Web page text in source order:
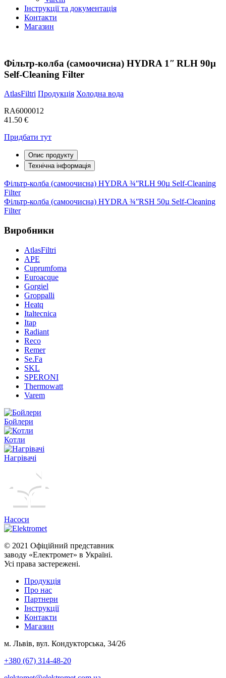
Інструкції та документація
Контакти
Магазин
Фільтр-колба (самоочисна) HYDRA 1ʺ RLH 90µ
Self-Cleaning Filter
AtlasFiltri Продукція Холодна вода
RA6000012
41.50 €
Придбати тут
Опис продукту
Технічна інформація
Навігація
записів
Фільтр-колба (самоочисна) HYDRA ¾ʺRLH 90µ Self-Cleaning
Filter
Фільтр-колба (самоочисна) HYDRA ¾ʺRSH 50µ Self-Cleaning
Filter
Виробники
AtlasFiltri
APE
Cuprumfoma
Euroacque
Gorgiel
Groppalli
Heatq
Italtecnica
Itap
Radiant
Reco
Remer
Se.Fa
SKL
SPERONI
Thermowatt
Varem
Бойлери
Котли
Нагрівачі
Насоси
© 2021 Офіційний представник
заводу «Електромет» в Україні.
Усі права застережені.
Продукція
Про нас
Партнери
Iнструкції
Контакти
Магазин
м. Львів, вул. Кондукторська, 34/26
+380 (67) 314-48-20